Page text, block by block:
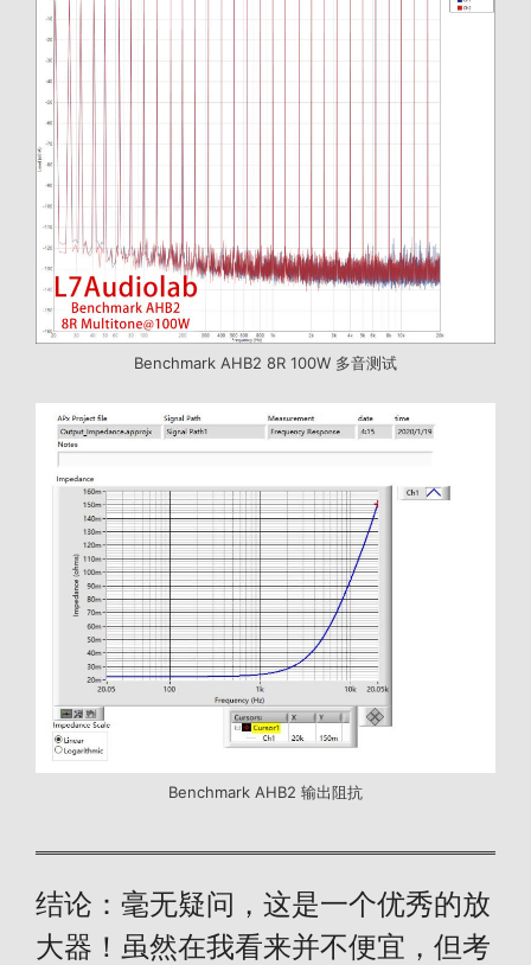
Benchmark AHB2 8R 100W 多音测试
Benchmark AHB2 输出阻抗
结论：毫无疑问，这是一个优秀的放
大器！虽然在我看来并不便宜，但考